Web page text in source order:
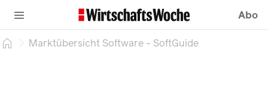
Abo
Marktübersicht Software - SoftGuide